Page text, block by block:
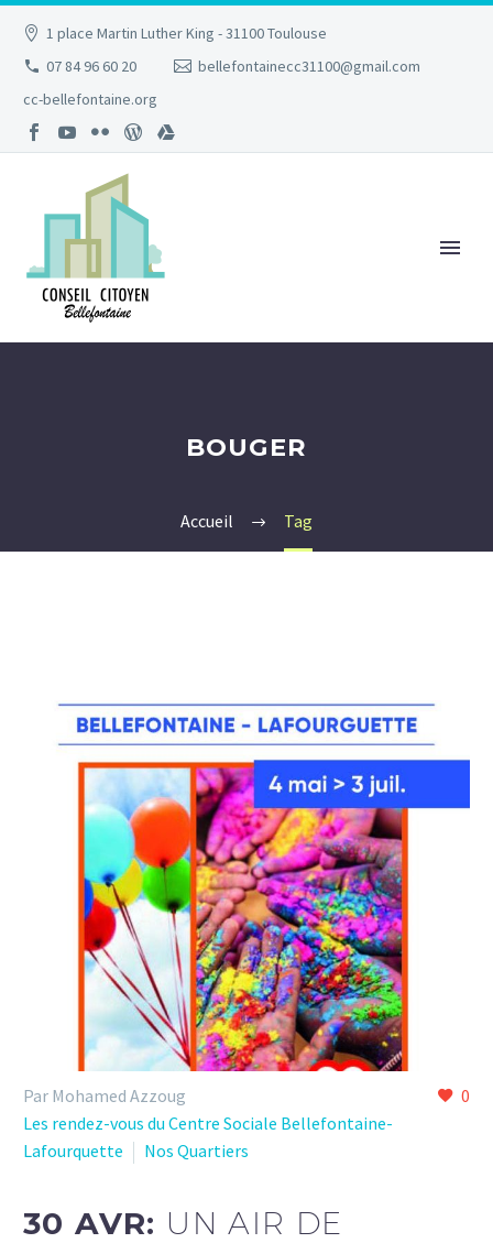
1 place Martin Luther King - 31100 Toulouse
07 84 96 60 20
bellefontainecc31100@gmail.com
cc-bellefontaine.org
BOUGER
Accueil Tag
0
Par Mohamed Azzoug
Les rendez-vous du Centre Sociale Bellefontaine-
Lafourquette
Nos Quartiers
30 AVR: UN AIR DE